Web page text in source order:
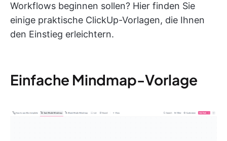
Workflows beginnen sollen? Hier finden Sie
einige praktische ClickUp-Vorlagen, die Ihnen
den Einstieg erleichtern.
Einfache Mindmap-Vorlage